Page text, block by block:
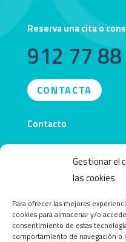
Gestionar el
las cookies
Para ofrecer las mejores
cookies para almacenar y/o
consentimiento de estas
comportamiento de navegación o
Reserva una cita o
912 77
CONTACTA
Contacto
info@obecentro.com